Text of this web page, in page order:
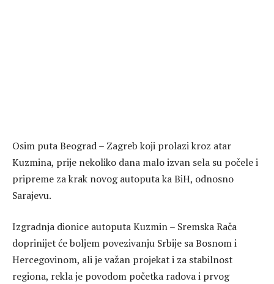
Osim puta Beograd – Zagreb koji prolazi kroz atar
Kuzmina, prije nekoliko dana malo izvan sela su počele i
pripreme za krak novog autoputa ka BiH, odnosno
Sarajevu.
Izgradnja dionice autoputa Kuzmin – Sremska Rača
doprinijet će boljem povezivanju Srbije sa Bosnom i
Hercegovinom, ali je važan projekat i za stabilnost
regiona, rekla je povodom početka radova i prvog